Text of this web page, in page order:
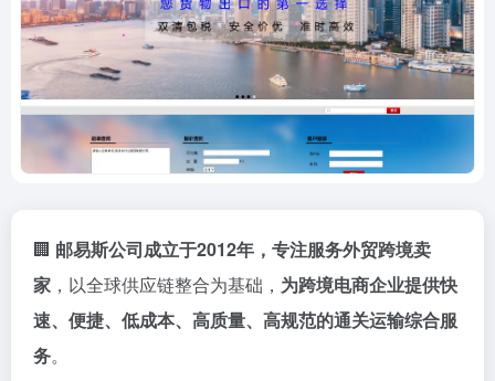
🏢 邮易斯公司成立于2012年， 专注服务外贸跨境卖
家 ， 以全球供应链整合为基础， 为跨境电商企业提供快
速、 便捷、 低成本、 高质量、 高规范的通关运输综合服
务。